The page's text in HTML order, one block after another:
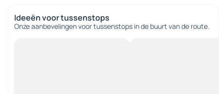
Ideeën voor tussenstops
Onze aanbevelingen voor tussenstops in de buurt van de route.